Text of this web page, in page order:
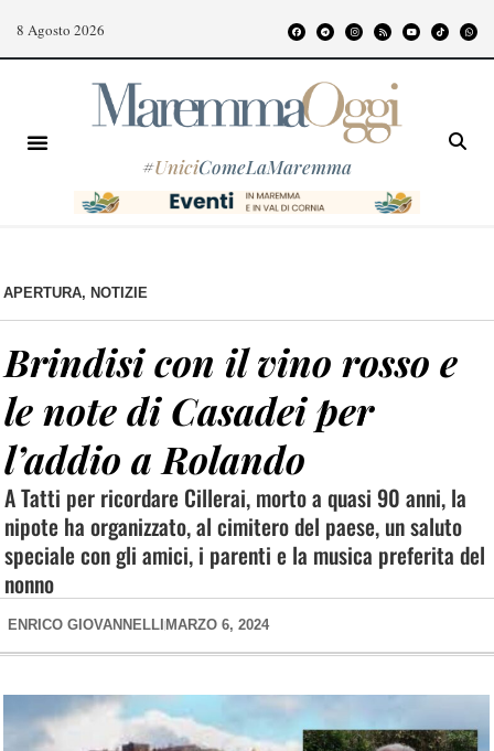
8 Agosto 2026
#UniciComeLaMaremma
APERTURA, NOTIZIE
Brindisi con il vino rosso e
le note di Casadei per
l’addio a Rolando
A Tatti per ricordare Cillerai, morto a quasi 90 anni, la
nipote ha organizzato, al cimitero del paese, un saluto
speciale con gli amici, i parenti e la musica preferita del
nonno
ENRICO GIOVANNELLI MARZO 6, 2024